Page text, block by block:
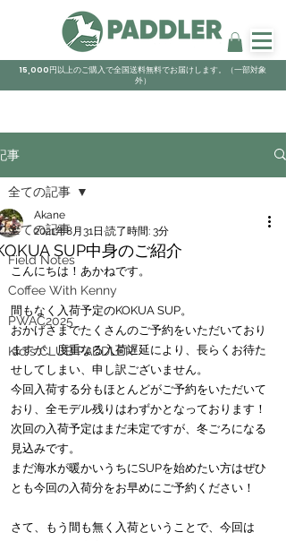
15,000円以上のご購入で全国送料無料でお届けします。（一部対象
外）
事
全ての記事
Field Notes
Coffee With Kenny
PWAC2025
Kid's CLUB PADDLER
全ての記事
SUP中身のご紹介
Akane
2021年8月31日 読了時間: 3分
こんにちは！あかねです。
間もなく入荷予定のKOKUA SUP。
おかげさまでたくさんのご予約をいただいており
ますが、度重なる入荷遅延により、長らくお待た
せしてしまい、申し訳ございません。
今回入荷する分もほとんどがご予約をいただいて
おり、全モデル残りはわずかとなっております！
次回の入荷予定はまだ未定ですが、冬ごろになる
見込みです。
まだ海水が暖かいうちにSUPを始めたい方はぜひ
とも今回の入荷分をお早めにご予約ください！
さて、もう間も無く入荷ということで、今回は